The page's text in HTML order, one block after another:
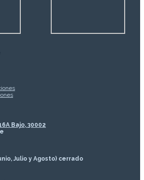
Bajo, 30002
Julio y Agosto) cerrado